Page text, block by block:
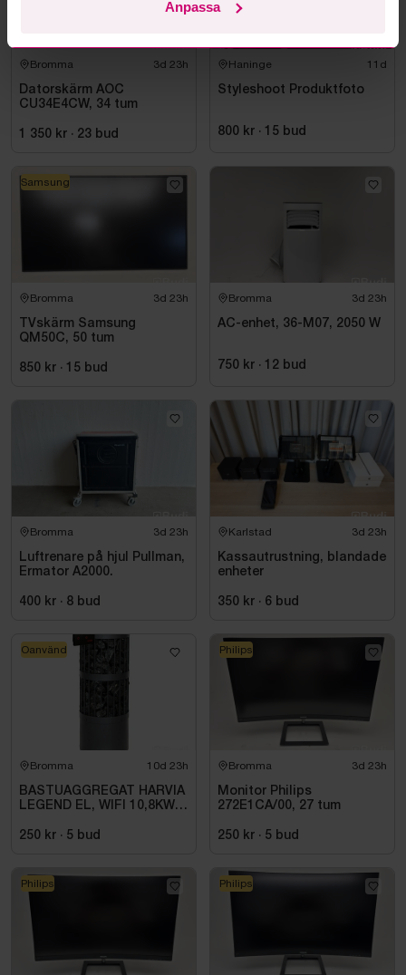
Anpassa
Bromma 3d 23h
Datorskärm AOC
CU34E4CW, 34 tum
1 350 kr · 23 bud
Haninge 11d
Styleshoot Produktfoto
800 kr · 15 bud
Bromma 3d 23h
TVskärm Samsung
QM50C, 50 tum
850 kr · 15 bud
Samsung
Bromma 3d 23h
AC-enhet, 36-M07, 2050 W
750 kr · 12 bud
Bromma 3d 23h
Luftrenare på hjul Pullman,
Ermator A2000.
400 kr · 8 bud
Karlstad 3d 22h
Kassautrustning, blandade
enheter
350 kr · 6 bud
Bromma 10d 23h
BASTUAGGREGAT HARVIA
LEGEND EL, WIFI 10,8KW
250 kr · 5 bud
Oanvänd
Bromma 3d 23h
Monitor Philips
272E1CA/00, 27 tum
250 kr · 5 bud
Philips
Philips Philips